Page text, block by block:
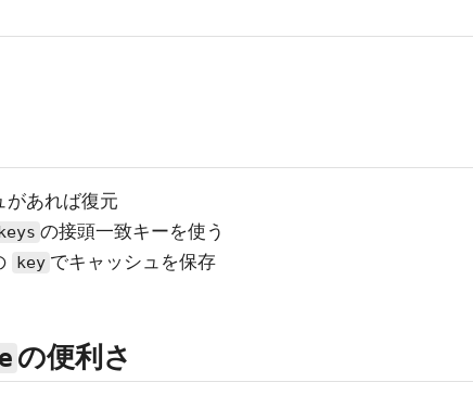
があれば復元
の接頭一致キーを使う
key でキャッシュを保存
の便利さ